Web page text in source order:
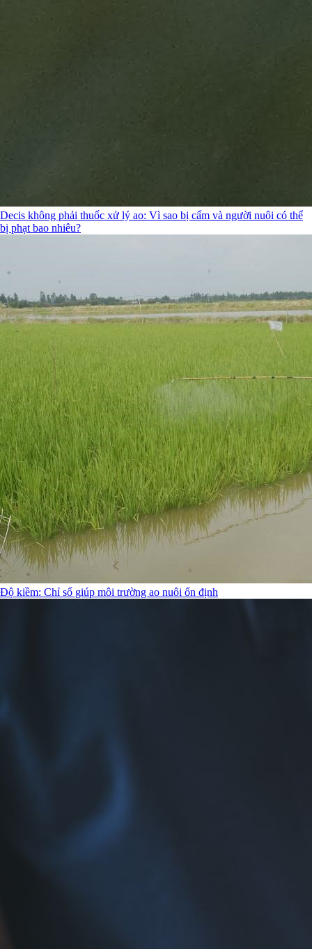
Decis không phải thuốc xử lý ao: Vì sao bị cấm và người nuôi có thể
bị phạt bao nhiêu?
Độ kiềm: Chỉ số giúp môi trường ao nuôi ổn định